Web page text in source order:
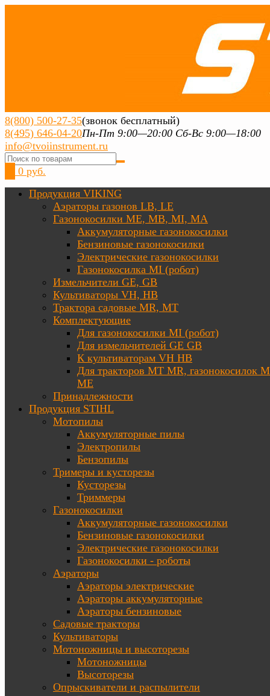
8(800) 500-27-35(звонок бесплатный)
8(495) 646-04-20Пн-Пт 9:00—20:00 Сб-Вс 9:00—18:00
info@tvoiinstrument.ru
0 руб.
Продукция VIKING
Аэраторы газонов LB, LE
Газонокосилки ME, MB, MI, MA
Аккумуляторные газонокосилки
Бензиновые газонокосилки
Электрические газонокосилки
Газонокосилка MI (робот)
Измельчители GE, GB
Культиваторы VH, HB
Трактора садовые MR, MT
Комплектующие
Для газонокосилки MI (робот)
Для измельчителей GE GB
К культиваторам VH HB
Для тракторов МТ MR, газонокосилок
ME
Принадлежности
Продукция STIHL
Мотопилы
Аккумуляторные пилы
Электропилы
Бензопилы
Тримеры и кусторезы
Кусторезы
Триммеры
Газонокосилки
Аккумуляторные газонокосилки
Бензиновые газонокосилки
Электрические газонокосилки
Газонокосилки - роботы
Аэраторы
Аэраторы электрические
Аэраторы аккумуляторные
Аэраторы бензиновые
Садовые тракторы
Культиваторы
Мотоножницы и высоторезы
Мотоножницы
Высоторезы
Опрыскиватели и распылители